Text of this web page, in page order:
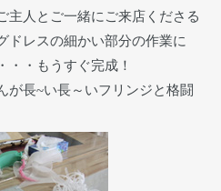
主人とご一緒にご来店くださる
ドレスの細かい部分の作業に
・・もうすぐ完成！
が長~い長～いフリンジと格闘